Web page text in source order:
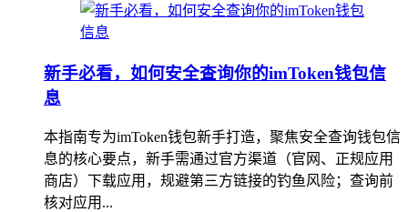
新手必看，如何安全查询你的imToken钱包信
息
本指南专为imToken钱包新手打造，聚焦安全查询钱包信
息的核心要点，新手需通过官方渠道（官网、正规应用
商店）下载应用，规避第三方链接的钓鱼风险；查询前
核对应用...